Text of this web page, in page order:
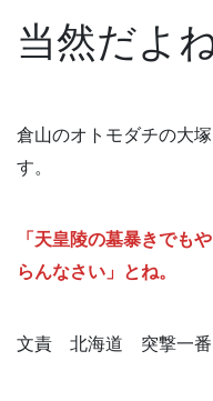
当然だよ
倉山のオトモダチの大
す。
「天皇陵の墓暴きでも
らんなさい」とね。
文責 北海道 突撃一番